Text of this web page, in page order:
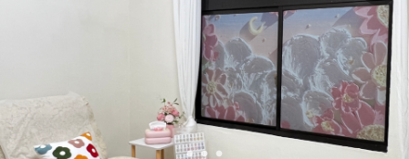
circle circle circle